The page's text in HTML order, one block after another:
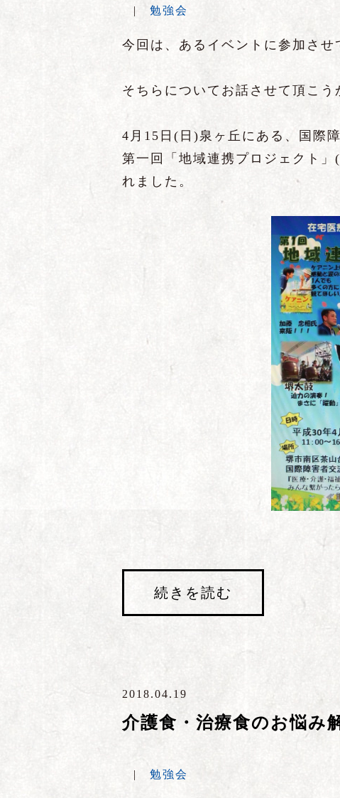
| 勉強会
今回は、あるイベントに参加させ
そちらについてお話させて頂こう
4月15日(日)泉ヶ丘にある、国際
第一回「地域連携プロジェクト
れました。
続きを読む
2018.04.19
介護食・治療食のお悩み
| 勉強会